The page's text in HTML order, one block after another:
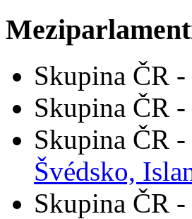
Skupina ČR -
Skupina ČR -
Skupina ČR -
Švédsko,
Skupina ČR -